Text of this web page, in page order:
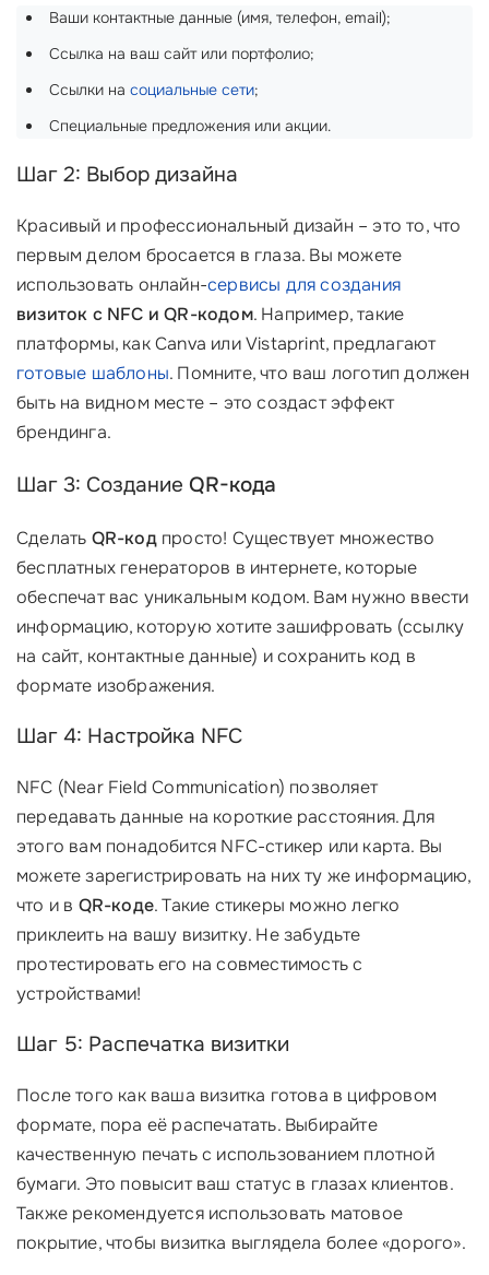
Ваши контактные данные (имя, телефон, email);
Ссылка на ваш сайт или портфолио;
Ссылки на социальные сети;
Специальные предложения или акции.
Шаг 2: Выбор дизайна
Красивый и профессиональный дизайн – это то, что
первым делом бросается в глаза. Вы можете
использовать онлайн-сервисы для создания
визиток с NFC и QR-кодом. Например, такие
платформы, как Canva или Vistaprint, предлагают
готовые шаблоны. Помните, что ваш логотип должен
быть на видном месте – это создаст эффект
брендинга.
Шаг 3: Создание QR-кода
Сделать QR-кодпросто! Существует множество
бесплатных генераторов в интернете, которые
обеспечат вас уникальным кодом. Вам нужно ввести
информацию, которую хотите зашифровать (ссылку
на сайт, контактные данные) и сохранить код в
формате изображения.
Шаг 4: Настройка NFC
NFC (Near Field Communication) позволяет
передавать данные на короткие расстояния. Для
этого вам понадобится NFC-стикер или карта. Вы
можете зарегистрировать на них ту же информацию,
что и в QR-коде. Такие стикеры можно легко
приклеить на вашу визитку. Не забудьте
протестировать его на совместимость с
устройствами!
Шаг 5: Распечатка визитки
После того как ваша визитка готова в цифровом
формате, пора её распечатать. Выбирайте
качественную печать с использованием плотной
бумаги. Это повысит ваш статус в глазах клиентов.
Также рекомендуется использовать матовое
покрытие, чтобы визитка выглядела более «дорого».